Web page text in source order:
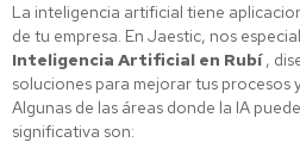
La inteligencia artificial tiene
de tu empresa. En Jaestic, nos
Inteligencia Artificial en Rubí,
soluciones para mejorar tus procesos
Algunas de las áreas donde la IA
significativa son: